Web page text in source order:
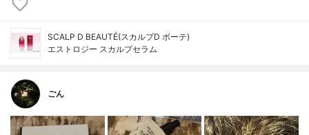
SCALP D BEAUTÉ(スカルプD ボーテ)
エストロジー スカルプセラム
ごん